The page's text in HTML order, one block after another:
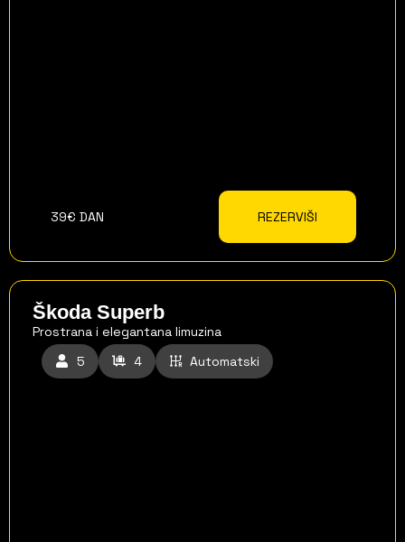
39€ DAN REZERVIŠI
Škoda Superb
Prostrana i elegantana limuzina
5
4 Automatski